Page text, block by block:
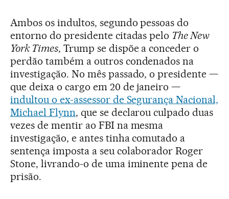
Ambos os indultos, segundo pessoas do
entorno do presidente citadas pelo The New
York Times, Trump se dispõe a conceder o
perdão também a outros condenados na
investigação. No mês passado, o presidente —
que deixa o cargo em 20 de janeiro —
indultou o ex-assessor de Segurança Nacional,
Michael Flynn, que se declarou culpado duas
vezes de mentir ao FBI na mesma
investigação, e antes tinha comutado a
sentença imposta a seu colaborador Roger
Stone, livrando-o de uma iminente pena de
prisão.